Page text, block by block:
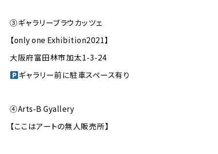
③ギャラリーブラウカッツェ
【only one Exhibition2021】
大阪府富田林市加太1-3-24
ギャラリー前に駐車スペース有り
④Arts-B Gyallery
【ここはアートの無人販売所】